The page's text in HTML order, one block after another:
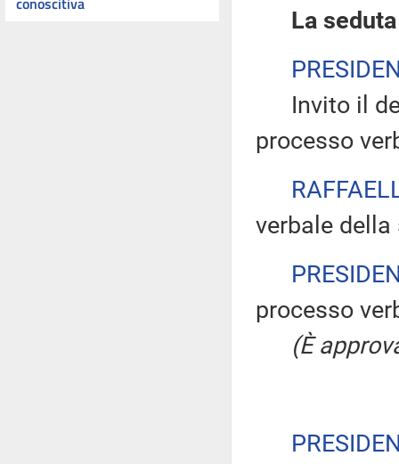
La
Invito il
processo
verbale
processo
(È